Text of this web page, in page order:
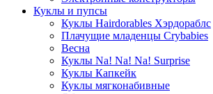
Куклы и пупсы
Куклы Hairdorables Хэрдораблс
Плачущие младенцы Crybabies
Весна
Куклы Na! Na! Na! Surprise
Куклы Капкейк
Куклы мягконабивные